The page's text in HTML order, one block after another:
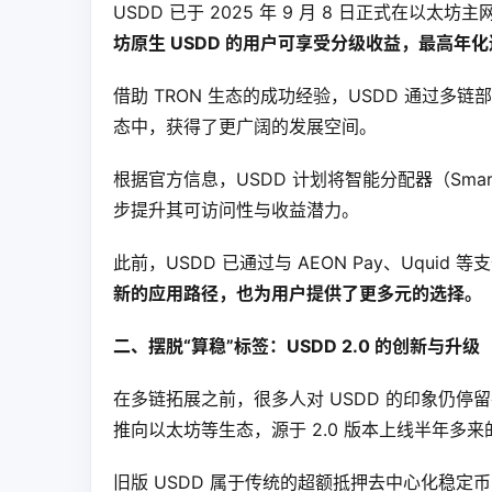
USDD 已于 2025 年 9 月 8 日正式在以太坊主
坊原生 USDD 的用户可享受分级收益，最高年
借助 TRON 生态的成功经验，USDD 通过多链
态中，获得了更广阔的发展空间。
根据官方信息，USDD 计划将智能分配器（
步提升其可访问性与收益潜力。
此前，USDD 已通过与 AEON Pay、Uquid 等
新的应用路径，也为用户提供了更多元的选择。
二、摆脱“算稳”标签：USDD 2.0 的创新与升级
在多链拓展之前，很多人对 USDD 的印象仍停
推向以太坊等生态，源于 2.0 版本上线半年多来
旧版 USDD 属于传统的超额抵押去中心化稳定